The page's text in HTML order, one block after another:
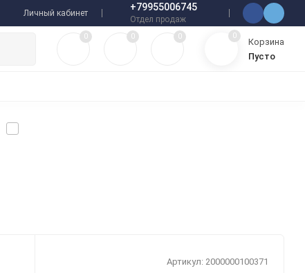
Личный кабинет
+79955006745
Отдел продаж
0 0 0 0
Корзина
Пусто
Артикул: 2000000100371